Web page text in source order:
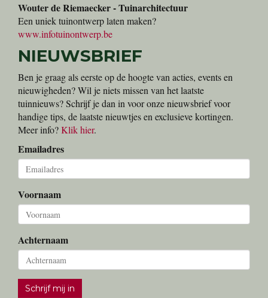
Wouter de Riemaecker - Tuinarchitectuur
Een uniek tuinontwerp laten maken?
www.infotuinontwerp.be
NIEUWSBRIEF
Ben je graag als eerste op de hoogte van acties, events en
nieuwigheden? Wil je niets missen van het laatste
tuinnieuws? Schrijf je dan in voor onze nieuwsbrief voor
handige tips, de laatste nieuwtjes en exclusieve kortingen.
Meer info?Klik hier.
Emailadres
Voornaam
Achternaam
Schrijf mij in